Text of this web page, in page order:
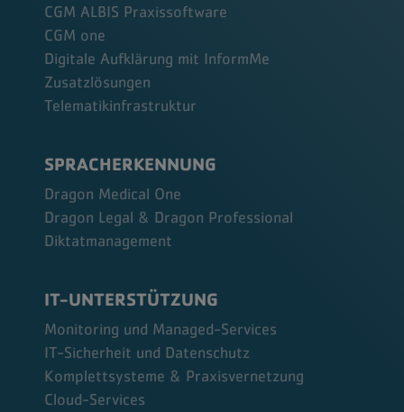
CGM ALBIS Praxissoftware
CGM one
Digitale Aufklärung mit InformMe
Zusatzlösungen
Telematikinfrastruktur
SPRACHERKENNUNG
Dragon Medical One
Dragon Legal & Dragon Professional
Diktatmanagement
IT-UNTERSTÜTZUNG
Monitoring und Managed-Services
IT-Sicherheit und Datenschutz
Komplettsysteme & Praxisvernetzung
Cloud-Services